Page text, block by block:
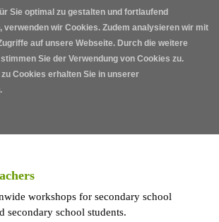
Sie optimal zu gestalten und fortlaufend
verwenden wir Cookies. Zudem analysieren wir mit
auf unsere Webseite. Durch die weitere
Sie der Verwendung von Cookies zu.
Cookies erhalten Sie in unserer
.
workshops for secondary school
secondary school students.